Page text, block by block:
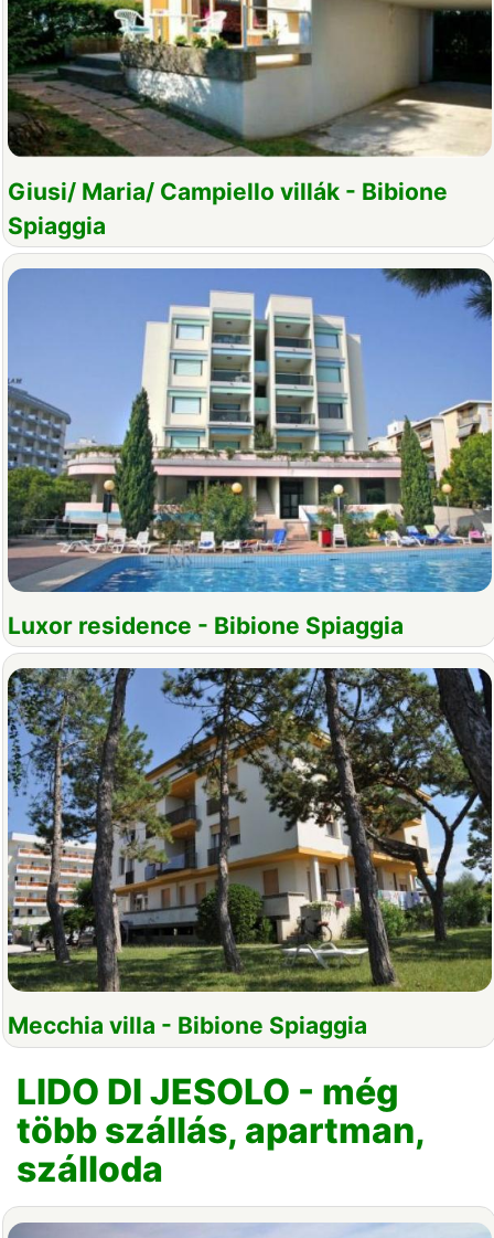
Giusi/ Maria/ Campiello villák - Bibione
Spiaggia
Luxor residence - Bibione Spiaggia
Mecchia villa - Bibione Spiaggia
LIDO DI JESOLO - még
több szállás, apartman,
szálloda